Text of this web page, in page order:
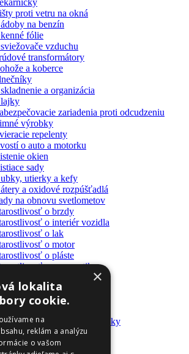
proti vetru na okná
na benzín
fólie
vzduchu
transformátory
a koberce
a organizácia
zariadenia proti odcudzeniu
výrobky
repelenty
o auto a motorku
okien
sady
utierky a kefy
a oxidové rozpúšťadlá
na obnovu svetlometov
o brzdy
o interiér vozidla
o lak
o motor
o pláste
o pneumatiky
a tašky
tetovačky a nálepky
a nástroje
zapojenie
×
lokalita
cookie.
na
reklám a analýzu
o vašom